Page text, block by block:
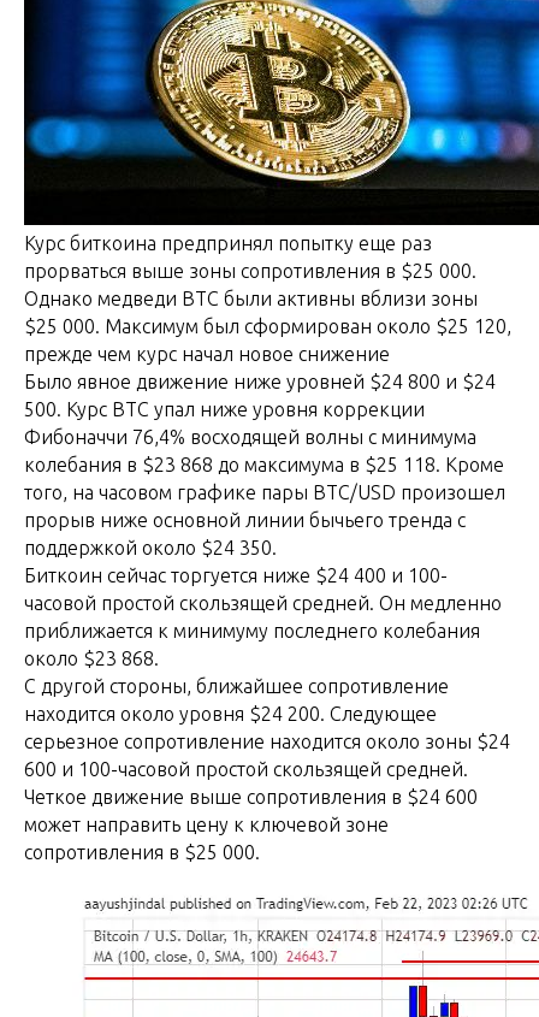
Курс биткоина предпринял попытку еще раз
прорваться выше зоны сопротивления в $25 000.
Однако медведи BTC были активны вблизи зоны
$25 000. Максимум был сформирован около $25 120,
прежде чем курс начал новое снижение
Было явное движение ниже уровней $24 800 и $24
500. Курс BTC упал ниже уровня коррекции
Фибоначчи 76,4% восходящей волны с минимума
колебания в $23 868 до максимума в $25 118. Кроме
того, на часовом графике пары BTC/USD произошел
прорыв ниже основной линии бычьего тренда с
поддержкой около $24 350.
Биткоин сейчас торгуется ниже $24 400 и 100-
часовой простой скользящей средней. Он медленно
приближается к минимуму последнего колебания
около $23 868.
С другой стороны, ближайшее сопротивление
находится около уровня $24 200. Следующее
серьезное сопротивление находится около зоны $24
600 и 100-часовой простой скользящей средней.
Четкое движение выше сопротивления в $24 600
может направить цену к ключевой зоне
сопротивления в $25 000.